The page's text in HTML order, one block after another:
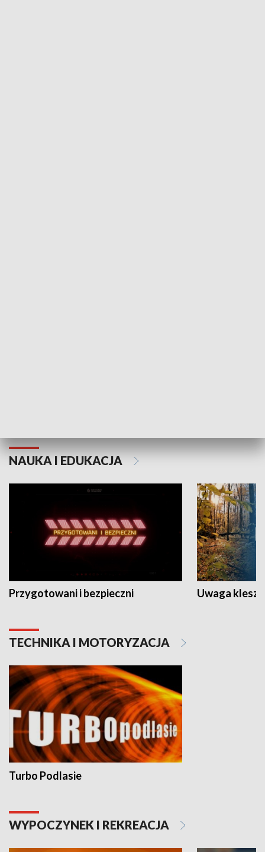
NAUKA I EDUKACJA
Przygotowani i bezpieczni Uwaga
TECHNIKA I MOTORYZACJA
Turbo Podlasie
WYPOCZYNEK I REKREACJA